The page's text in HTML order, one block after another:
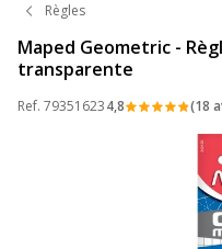
Règles
Maped Geometric -
transparente
Ref. 793516234,8 (18